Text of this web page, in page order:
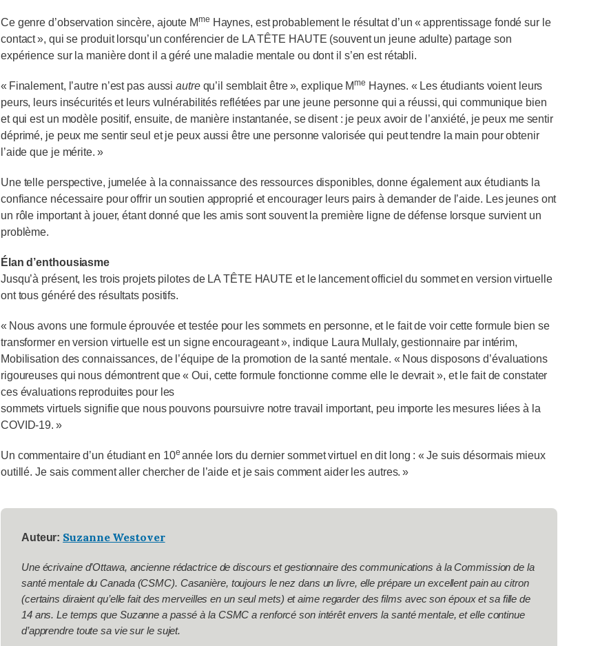
Ce genre d’observation sincère, ajoute Mme Haynes, est probablement le résultat d’un « apprentissage fondé sur le
contact », qui se produit lorsqu’un conférencier de LA TÊTE HAUTE (souvent un jeune adulte) partage son
expérience sur la manière dont il a géré une maladie mentale ou dont il s’en est rétabli.
« Finalement, l’autre n’est pas aussiautrequ’il semblait être », explique Mme Haynes. « Les étudiants voient leurs
peurs, leurs insécurités et leurs vulnérabilités reflétées par une jeune personne qui a réussi, qui communique bien
et qui est un modèle positif, ensuite, de manière instantanée, se disent : je peux avoir de l’anxiété, je peux me sentir
déprimé, je peux me sentir seul et je peux aussi être une personne valorisée qui peut tendre la main pour obtenir
l’aide que je mérite. »
Une telle perspective, jumelée à la connaissance des ressources disponibles, donne également aux étudiants la
confiance nécessaire pour offrir un soutien approprié et encourager leurs pairs à demander de l’aide. Les jeunes ont
un rôle important à jouer, étant donné que les amis sont souvent la première ligne de défense lorsque survient un
problème.
Élan d’enthousiasme
Jusqu’à présent, les trois projets pilotes de LA TÊTE HAUTE et le lancement officiel du sommet en version virtuelle
onttous généré des résultats positifs.
« Nous avons une formule éprouvée et testée pour les sommets en personne, et le fait de voir cette formule bien se
transformer en version virtuelle est un signe encourageant », indique Laura Mullaly, gestionnaire par intérim,
Mobilisation des connaissances, de l’équipe de la promotion de la santé mentale. « Nous disposons d’évaluations
rigoureuses qui nous démontrent que « Oui, cette formule fonctionne comme elle le devrait », et le fait de constater
ces évaluations reproduites pour les
sommets virtuels signifie que nous pouvons poursuivre notre travail important, peu importe les mesures liées à la
COVID-19. »
Un commentaire d’un étudiant en 10e année lors du dernier sommet virtuel en dit long : « Je suis désormais mieux
outillé. Je sais comment aller chercher de l’aide et je sais comment aider les autres. »
Auteur: Suzanne Westover
Une écrivaine d’Ottawa, ancienne rédactrice de discours et gestionnaire des communications à la Commission de la
santé mentale du Canada (CSMC). Casanière, toujours le nez dans un livre, elle prépare un excellent pain au citron
(certains diraient qu’elle fait des merveilles en un seul mets) et aime regarder des films avec son époux et sa fille de
14 ans. Le temps que Suzanne a passé à la CSMC a renforcé son intérêt envers la santé mentale, et elle continue
d’apprendre toute sa vie sur le sujet.